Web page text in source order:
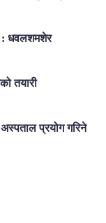
: धवलशमशेर
तयारी
प्रयोग गरिने